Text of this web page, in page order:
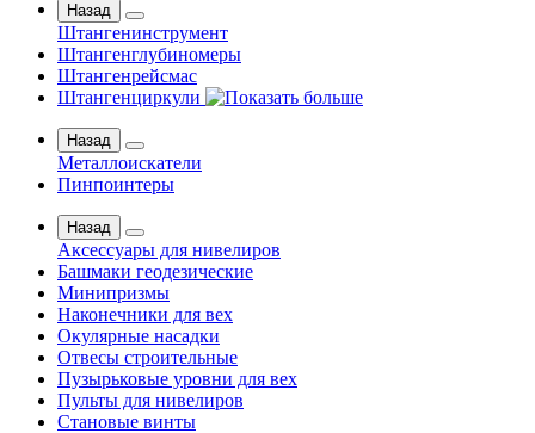
Назад
Штангенинструмент
Штангенглубиномеры
Штангенрейсмас
Штангенциркули
Назад
Металлоискатели
Пинпоинтеры
Назад
Аксессуары для нивелиров
Башмаки геодезические
Минипризмы
Наконечники для вех
Окулярные насадки
Отвесы строительные
Пузырьковые уровни для вех
Пульты для нивелиров
Становые винты